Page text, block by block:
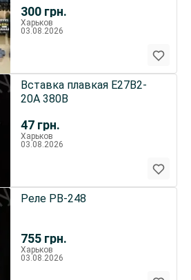
300 грн.
Харьков
03.08.2026
47 грн.
Вставка плавкая Е27В2-
20А 380В
Харьков
03.08.2026
755 грн.
Реле РВ-248
Харьков
03.08.2026